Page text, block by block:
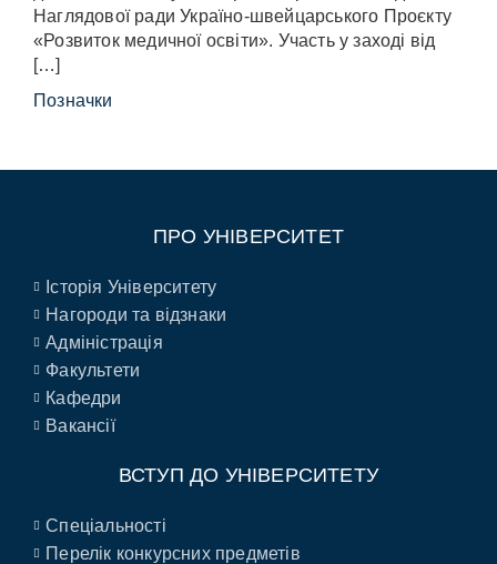
Наглядової ради Україно-швейцарського Проєкту
«Розвиток медичної освіти». Участь у заході від
[…]
Позначки
ПРО УНІВЕРСИТЕТ
Історія Університету
Нагороди та відзнаки
Адміністрація
Факультети
Кафедри
Вакансії
ВСТУП ДО УНІВЕРСИТЕТУ
Спеціальності
Перелік конкурсних предметів